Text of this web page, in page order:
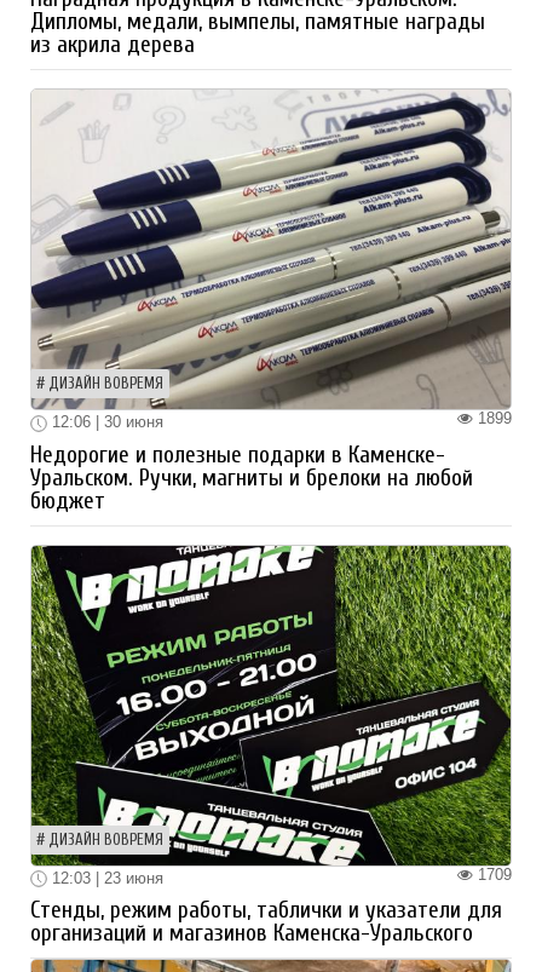
Дипломы, медали, вымпелы, памятные награды
из акрила дерева
ДИЗАЙН ВОВРЕМЯ
1899
12:06 | 30 июня
Недорогие и полезные подарки в Каменске-
Уральском. Ручки, магниты и брелоки на любой
бюджет
ДИЗАЙН ВОВРЕМЯ
1709
12:03 | 23 июня
Стенды, режим работы, таблички и указатели для
организаций и магазинов Каменска-Уральского